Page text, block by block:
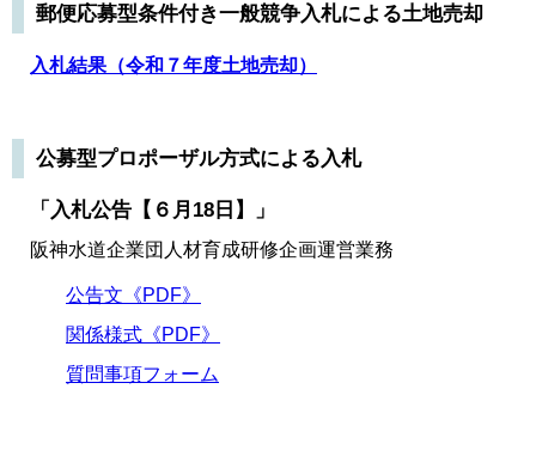
郵便応募型条件付き一般競争入札による土地売却
入札結果（令和７年度土地売却）
公募型プロポーザル方式による入札
「入札公告【６月18日】」
阪神水道企業団人材育成研修企画運営業務
公告文《PDF》
関係様式《PDF》
質問事項フォーム